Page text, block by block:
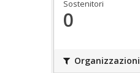
Sostenitori
0
Organizzazioni